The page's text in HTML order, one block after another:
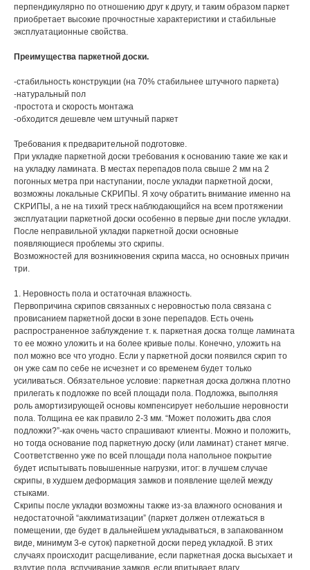
перпендикулярно по отношению друг к другу, и таким образом паркет
приобретает высокие прочностные характеристики и стабильные
эксплуатационные свойства.
Преимущества паркетной доски.
-стабильность конструкции (на 70% стабильнее штучного паркета)
-натуральный пол
-простота и скорость монтажа
-обходится дешевле чем штучный паркет
Требования к предварительной подготовке.
При укладке паркетной доски требования к основанию такие же как и
на укладку ламината. В местах перепадов пола свыше 2 мм на 2
погонных метра при наступании, после укладки паркетной доски,
возможны локальные СКРИПЫ. Я хочу обратить внимание именно на
СКРИПЫ, а не на тихий треск наблюдающийся на всем протяжении
эксплуатации паркетной доски особенно в первые дни после укладки.
После неправильной укладки паркетной доски основные
появляющиеся проблемы это скрипы.
Возможностей для возникновения скрипа масса, но основных причин
три.
1. Неровность пола и остаточная влажность.
Первопричина скрипов связанных с неровностью пола связана с
провисанием паркетной доски в зоне перепадов. Есть очень
распространенное заблуждение т. к. паркетная доска толще ламината
то ее можно уложить и на более кривые полы. Конечно, уложить на
пол можно все что угодно. Если у паркетной доски появился скрип то
он уже сам по себе не исчезнет и со временем будет только
усиливаться. Обязательное условие: паркетная доска должна плотно
прилегать к подложке по всей площади пола. Подложка, выполняя
роль амортизирующей основы компенсирует небольшие неровности
пола. Толщина ее как правило 2-3 мм. “Может положить два слоя
подложки?”-как очень часто спрашивают клиенты. Можно и положить,
но тогда основание под паркетную доску (или ламинат) станет мягче.
Соответственно уже по всей площади пола напольное покрытие
будет испытывать повышенные нагрузки, итог: в лучшем случае
скрипы, в худшем деформация замков и появление щелей между
стыками.
Скрипы после укладки возможны также из-за влажного основания и
недостаточной “акклиматизации” (паркет должен отлежаться в
помещении, где будет в дальнейшем укладываться, в запакованном
виде, минимум 3-е суток) паркетной доски перед укладкой. В этих
случаях происходит расщеливание, если паркетная доска высыхает и
вздутие пола, вспучивание замков, если впитывает влагу..